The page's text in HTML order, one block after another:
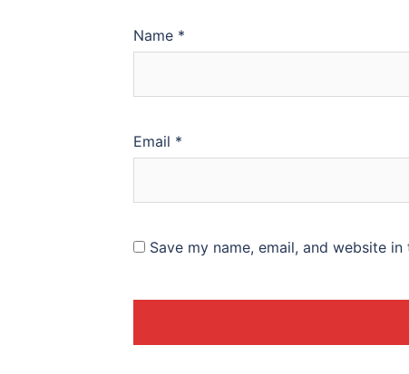
Name *
Email *
Save my name, email, and website